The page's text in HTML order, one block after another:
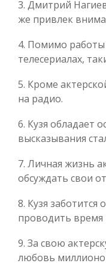
3. Дмитрий
же привлек
4. Помимо работы
телесериалах,
5. Кроме
на радио.
6. Кузя обладает
высказывания
7. Личная жизнь
обсуждать свои
8. Кузя
проводить время
9. За свою
любовь